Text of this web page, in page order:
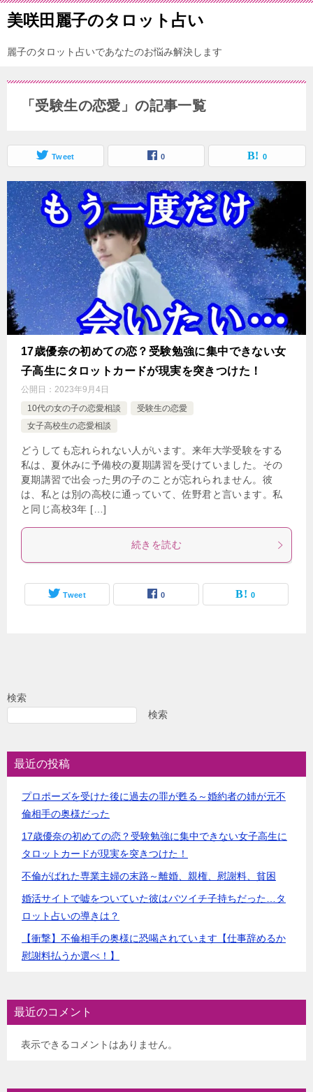
美咲田麗子のタロット占い
麗子のタロット占いであなたのお悩み解決します
「受験生の恋愛」の記事一覧
Tweet 0 0
17歳優奈の初めての恋？受験勉強に集中できない女
子高生にタロットカードが現実を突きつけた！
公開日： 2023年9月4日
10代の女の子の恋愛相談
受験生の恋愛
女子高校生の恋愛相談
どうしても忘れられない人がいます。来年大学受験をする
私は、夏休みに予備校の夏期講習を受けていました。その
夏期講習で出会った男の子のことが忘れられません。彼
は、私とは別の高校に通っていて、佐野君と言います。私
と同じ高校3年 […]
続きを読む
Tweet 0 0
検索
検索
最近の投稿
プロポーズを受けた後に過去の罪が甦る～婚約者の姉が元不
倫相手の奥様だった
17歳優奈の初めての恋？受験勉強に集中できない女子高生に
タロットカードが現実を突きつけた！
不倫がばれた専業主婦の末路～離婚、親権、慰謝料、貧困
婚活サイトで嘘をついていた彼はバツイチ子持ちだった…タ
ロット占いの導きは？
【衝撃】不倫相手の奥様に恐喝されています【仕事辞めるか
慰謝料払うか選べ！】
最近のコメント
表示できるコメントはありません。